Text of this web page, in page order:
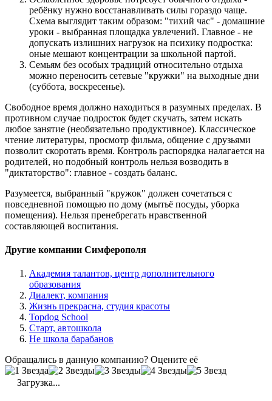
ребёнку нужно восстанавливать силы гораздо чаще.
Схема выглядит таким образом: "тихий час" - домашние
уроки - выбранная площадка увлечений. Главное - не
допускать излишних нагрузок на психику подростка:
оные мешают концентрации за школьной партой.
Семьям без особых традиций относительно отдыха
можно переносить сетевые "кружки" на выходные дни
(суббота, воскресенье).
Свободное время должно находиться в разумных пределах. В
противном случае подросток будет скучать, затем искать
любое занятие (необязательно продуктивное). Классическое
чтение литературы, просмотр фильма, общение с друзьями
позволит скоротать время. Контроль распорядка налагается на
родителей, но подобный контроль нельзя возводить в
"диктаторство": главное - создать баланс.
Разумеется, выбранный "кружок" должен сочетаться с
повседневной помощью по дому (мытьё посуды, уборка
помещения). Нельзя пренебрегать нравственной
составляющей воспитания.
Другие компании Симферополя
Академия талантов, центр дополнительного
образования
Диалект, компания
Жизнь прекрасна, студия красоты
Topdog School
Старт, автошкола
Не школа барабанов
Обращались в данную компанию? Оцените её
Загрузка...